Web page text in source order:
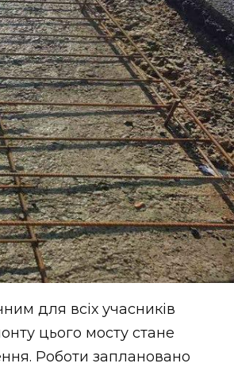
для всіх учасників
цього мосту стане
Роботи заплановано